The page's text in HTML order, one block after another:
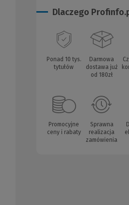
Dlaczego
Ponad 10 tys.
tytułów
Darmowa
dostawa już
od 180zł
Promocyjne
ceny i rabaty
Sprawna
realizacja
zamówienia